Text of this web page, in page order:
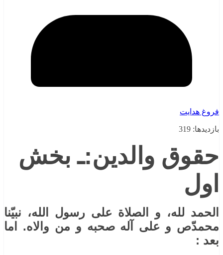
فروغ هدایت
بازدیدها: 319
حقوق والدین:ـ بخش
اول
الحمد لله، و الصلاة علی رسول الله، نبیّنا
محمدّص و علی آله صحبه و من والاه. اما
بعد :